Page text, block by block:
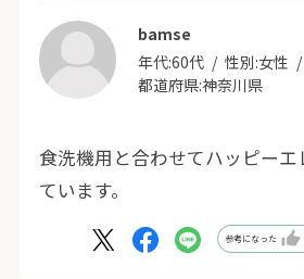
bamse
年代:60代 性別:女性
都道府県:神奈川県
食洗機用と合わせてハッピーエ
ています。
参考になった